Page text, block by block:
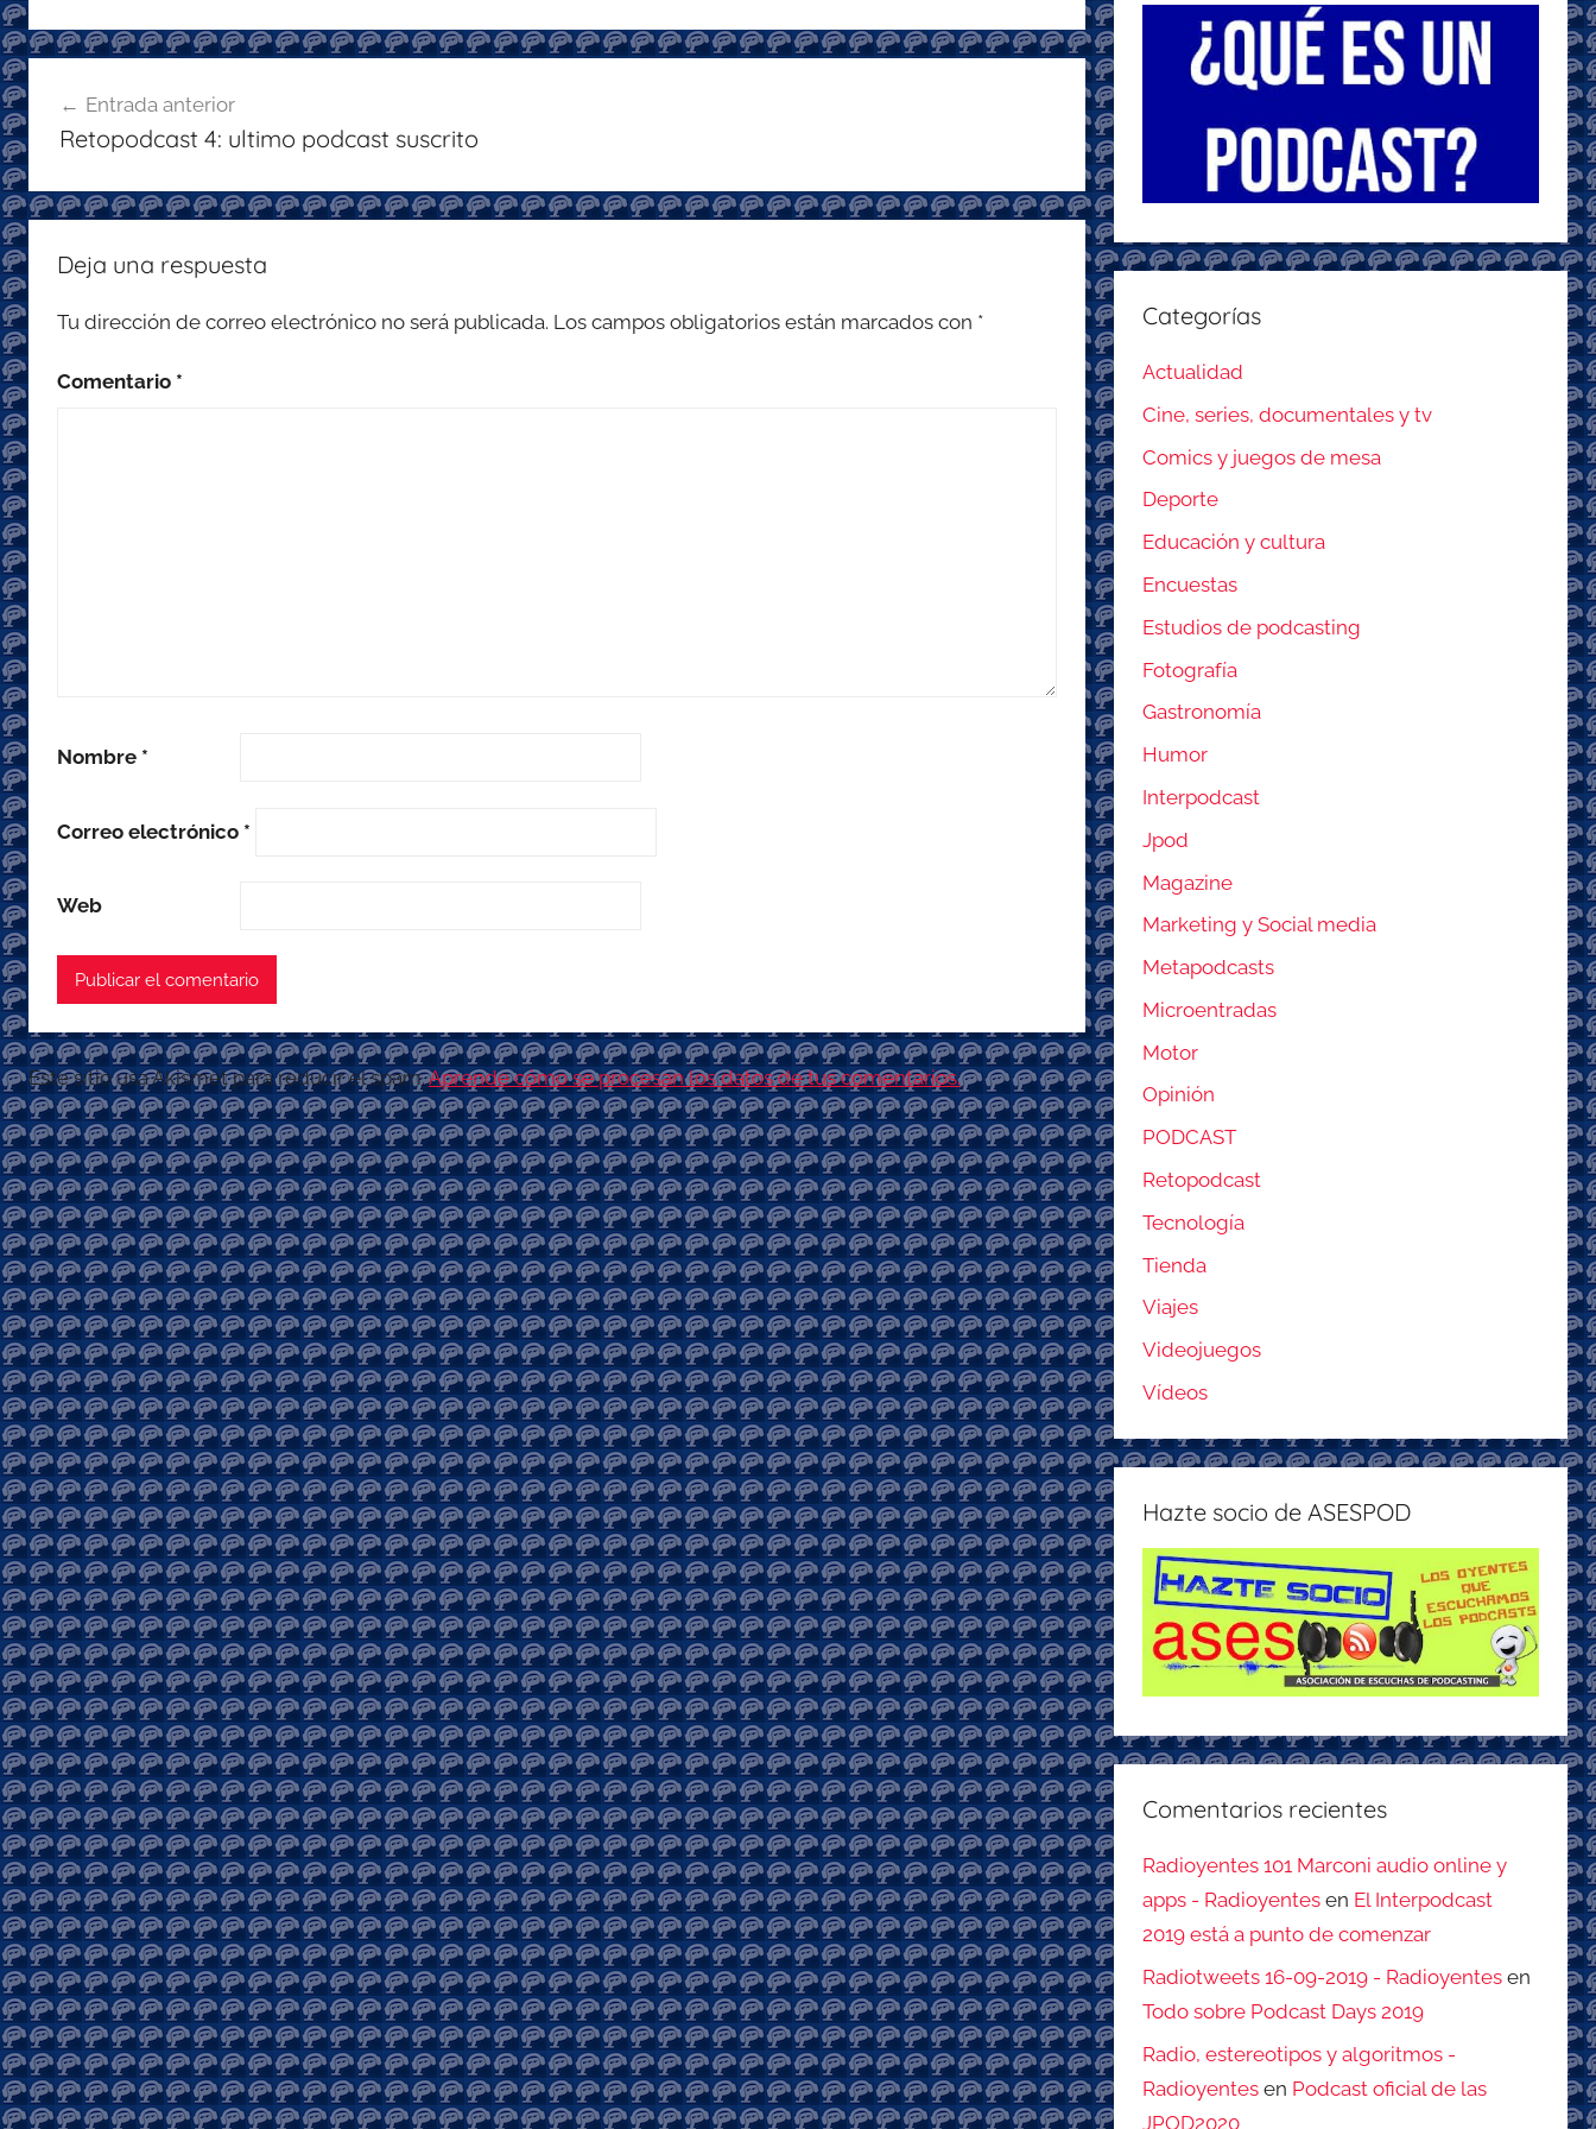
er e
b
o
o
s
A
p
p
gr
a
l
de
entradas
Entrada anterior
Retopodcast 4: ultimo podcast suscrito
Deja una respuesta
Tu dirección de correo electrónico no será publicada. Los campos obligatorios están marcados con *
Comentario *
Nombre *
Correo electrónico *
Web
Este sitio usa Akismet para reducir el spam.Aprende cómo se procesan los datos de tus comentarios.
Categorías
Actualidad
Cine, series, documentales y tv
Comics y juegos de mesa
Deporte
Educación y cultura
Encuestas
Estudios de podcasting
Fotografía
Gastronomía
Humor
Interpodcast
Jpod
Magazine
Marketing y Social media
Metapodcasts
Microentradas
Motor
Opinión
PODCAST
Retopodcast
Tecnología
Tienda
Viajes
Videojuegos
Vídeos
Hazte socio de ASESPOD
Comentarios recientes
Radioyentes 101 Marconi audio online y
apps - Radioyentes en El Interpodcast
2019 está a punto de comenzar
Radiotweets 16-09-2019 - Radioyentes en
Todo sobre Podcast Days 2019
Radio, estereotipos y algoritmos -
Radioyentes en Podcast oficial de las
JPOD2020